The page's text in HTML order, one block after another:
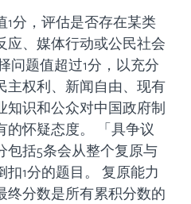
1分，评估是否存在某类
应、媒体行动或公民社会
问题值超过1分，以充分
主权利、新闻自由、现有
知识和公众对中国政府制
的怀疑态度。 「具争议
包括5条会从整个复原与
扣1分的题目。 复原能力
终分数是所有累积分数的